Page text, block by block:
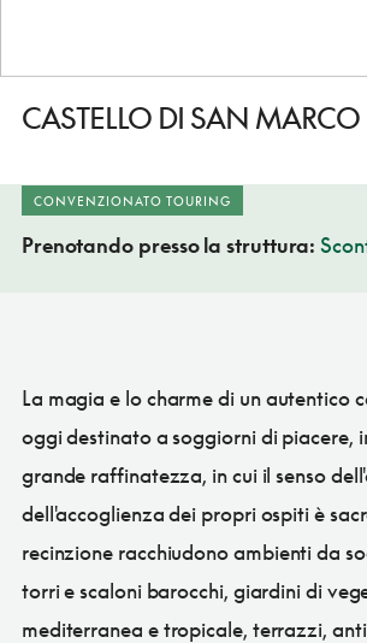
CASTELLO DI SAN MARCO
CONVENZIONATO TOURING
Prenotando presso la struttura:
La magia e lo charme di un autentico
oggi destinato a soggiorni di piacere,
grande raffinatezza, in cui il senso
dell'accoglienza dei propri ospiti è
recinzione racchiudono ambienti da
torri e scaloni barocchi, giardini di
mediterranea e tropicale, terrazzi,